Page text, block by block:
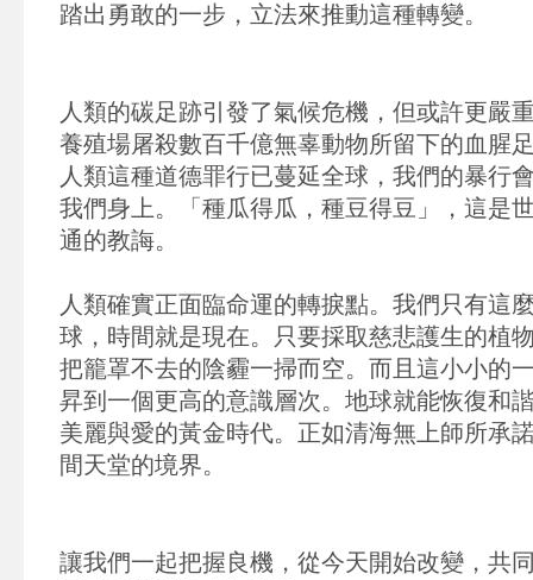
踏出勇敢的一步，立法來推動這種轉變。
人類的碳足跡引發了氣候危機，但或許更嚴
養殖場屠殺數百千億無辜動物所留下的血腥
人類這種道德罪行已蔓延全球，我們的暴行
我們身上。「種瓜得瓜，種豆得豆」，這是
通的教誨。
人類確實正面臨命運的轉捩點。我們只有這
球，時間就是現在。只要採取慈悲護生的植
把籠罩不去的陰霾一掃而空。而且這小小的
昇到一個更高的意識層次。地球就能恢復和
美麗與愛的黃金時代。正如清海無上師所承
間天堂的境界。
讓我們一起把握良機，從今天開始改變，共